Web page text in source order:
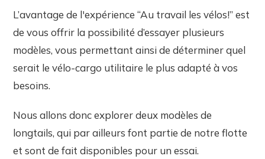
L’avantage de l'expérience “Au travail les vélos!” est
de vous offrir la possibilité d’essayer plusieurs
modèles, vous permettant ainsi de déterminer quel
serait le vélo-cargo utilitaire le plus adapté à vos
besoins.
Nous allons donc explorer deux modèles de
longtails, qui par ailleurs font partie de notre flotte
et sont de fait disponibles pour un essai.